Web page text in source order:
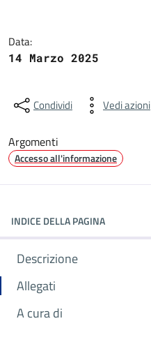
Data:
14 Marzo 2025
Condividi Vedi azioni
Argomenti
Accesso all'informazione
INDICE DELLA PAGINA
Descrizione
Allegati
A cura di